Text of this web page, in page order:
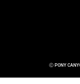
Ⓒ PONY